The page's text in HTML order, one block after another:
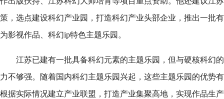
策，选点建设科幻产业园，打造科幻产业头部企业，推出一批
为影视作品、科幻ip特色主题乐园。
江苏已建有一批具备科幻元素的主题乐园，但与硬核科幻
力不够强。随着国内科幻主题乐园兴起，这些主题乐园的优势
根据实际情况建立产业联盟，打造产业集聚高地，实现作品生产